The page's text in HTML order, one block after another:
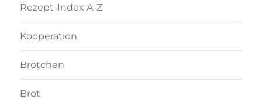
Rezept-Index A-Z
Kooperation
Brötchen
Brot